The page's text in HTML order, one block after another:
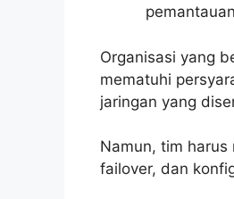
Organisasi yang
mematuhi
jaringan yang
Namun, tim harus
failover, dan